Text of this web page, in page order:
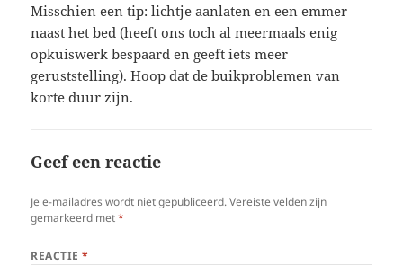
Misschien een tip: lichtje aanlaten en een emmer
naast het bed (heeft ons toch al meermaals enig
opkuiswerk bespaard en geeft iets meer
geruststelling). Hoop dat de buikproblemen van
korte duur zijn.
Geef een reactie
Je e-mailadres wordt niet gepubliceerd. Vereiste velden zijn
gemarkeerd met*
REACTIE*